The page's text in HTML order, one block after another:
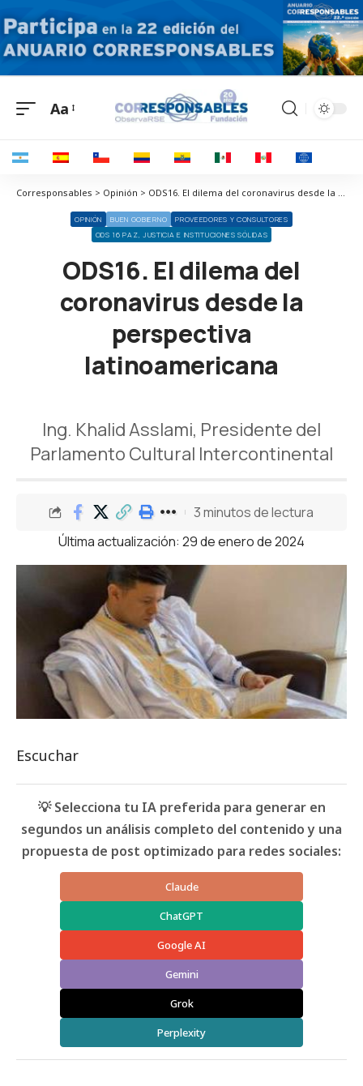
Aa
Corresponsables > Opinión > ODS16. El dilema del coronavirus desde la perspectiva latinoamericana
OPINIÓN BUEN GOBIERNO
PROVEEDORES Y CONSULTORES
ODS 16 PAZ, JUSTICIA E INSTITUCIONES SÓLIDAS
ODS16. El dilema del
coronavirus desde la
perspectiva
latinoamericana
Ing. Khalid Asslami, Presidente del
Parlamento Cultural Intercontinental
Última actualización: 29 de enero de 2024
3 minutos de lectura
Escuchar
💡 Selecciona tu IA preferida para generar en
segundos un análisis completo del contenido y una
propuesta de post optimizado para redes sociales:
Claude
ChatGPT
Google AI
Gemini
Grok
Perplexity